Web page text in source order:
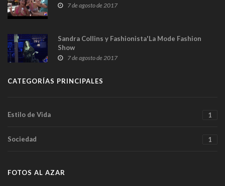
7 de agosto de 2017
Sandra Collins y Fashionista'La Mode Fashion
Show
7 de agosto de 2017
CATEGORÍAS PRINCIPALES
Estilo de Vida 1
Sociedad 1
FOTOS AL AZAR